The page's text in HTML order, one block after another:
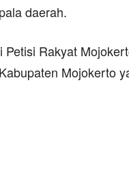
daerah.
Rakyat
Mojokerto